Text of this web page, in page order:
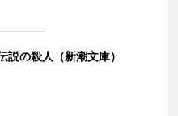
説の殺人（新潮文庫）